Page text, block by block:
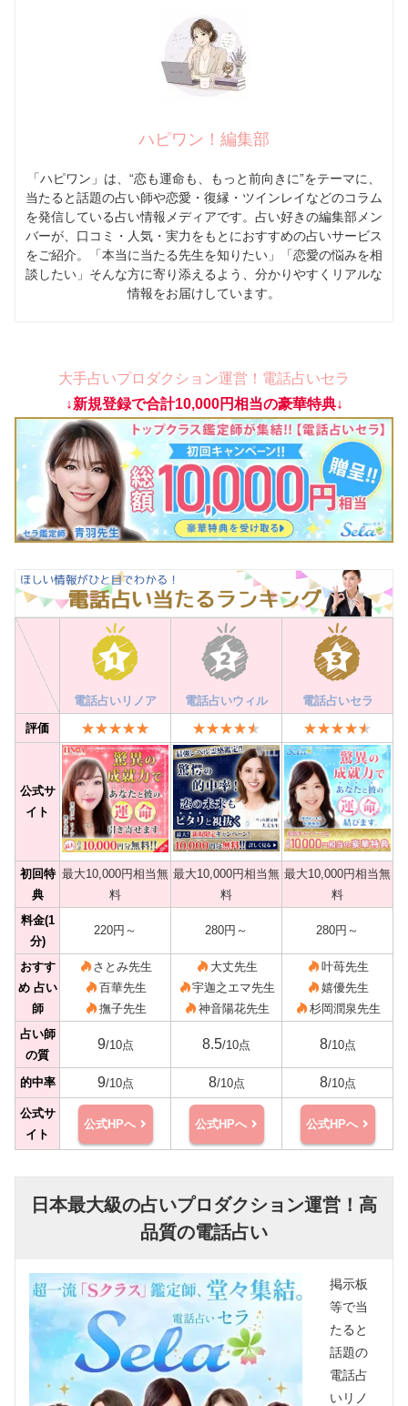
ハピワン！編集部
「ハピワン」は、“恋も運命も、もっと前向きに”をテーマに、
当たると話題の占い師や恋愛・復縁・ツインレイなどのコラム
を発信している占い情報メディアです。占い好きの編集部メン
バーが、口コミ・人気・実力をもとにおすすめの占いサービス
をご紹介。「本当に当たる先生を知りたい」「恋愛の悩みを相
談したい」そんな方に寄り添えるよう、分かりやすくリアルな
情報をお届けしています。
大手占いプロダクション運営！電話占いセラ
↓新規登録で合計10,000円相当の豪華特典↓
電話占いリノア 電話占いウィル
電話占いセラ
評価
公式サ
イト
初回特
典
最大10,000円相当無
料
最大10,000円相当無
料
最大10,000円相当無
料
料金(1
分)
220円～ 280円～ 280円～
おすす
め 占い
師
さとみ先生
百華先生
撫子先生
大丈先生
宇迦之エマ先生
神音陽花先生
叶苺先生
嬉優先生
杉岡潤泉先生
占い師
の質
9/10点 8.5/10点 8/10点
的中率 9/10点 8/10点 8/10点
公式サ
イト
公式HPへ 公式HPへ 公式HPへ
日本最大級の占いプロダクション運営！高
品質の電話占い
掲示板
等で当
たると
話題の
電話占
いリノ